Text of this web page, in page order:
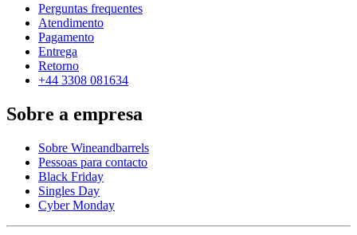
Perguntas frequentes
Atendimento
Pagamento
Entrega
Retorno
+44 3308 081634
Sobre a empresa
Sobre Wineandbarrels
Pessoas para contacto
Black Friday
Singles Day
Cyber Monday